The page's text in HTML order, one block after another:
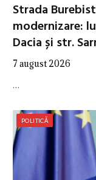
Strada
modernizare:
Dacia și str.
7 august 2026
…
POLITICĂ